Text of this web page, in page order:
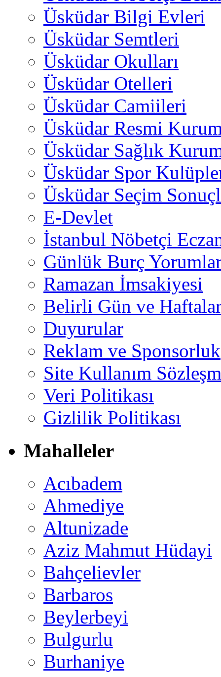
Üsküdar Bilgi Evleri
Üsküdar Semtleri
Üsküdar Okulları
Üsküdar Otelleri
Üsküdar Camiileri
Üsküdar Resmi
Üsküdar Sağlık
Üsküdar Spor
Üsküdar Seçim
E-Devlet
İstanbul Nöbetçi
Günlük Burç
Ramazan İmsakiyesi
Belirli Gün ve
Duyurular
Reklam ve Sponsorluk
Site Kullanım
Veri Politikası
Gizlilik Politikası
Mahalleler
Acıbadem
Ahmediye
Altunizade
Aziz Mahmut Hüdayi
Bahçelievler
Barbaros
Beylerbeyi
Bulgurlu
Burhaniye